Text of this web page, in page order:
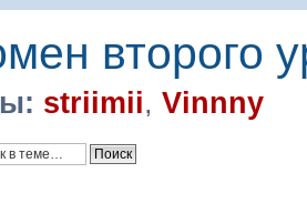
второго
striimii, Vinnny